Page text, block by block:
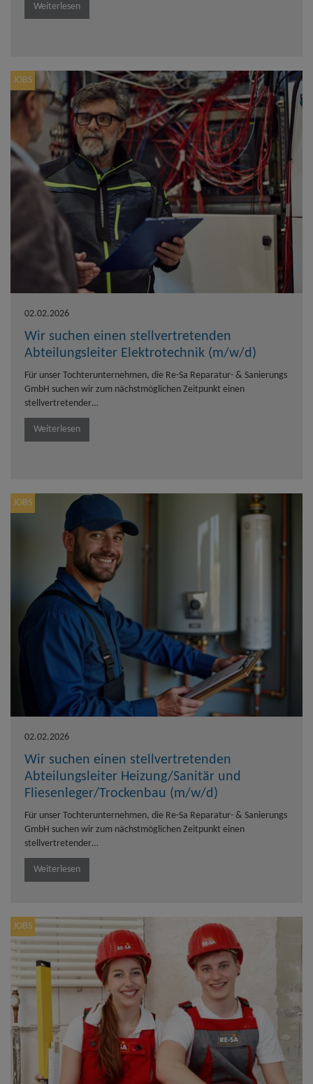
Weiterlesen
JOBS
02.02.2026
Wir suchen einen stellvertretenden
Abteilungsleiter Elektrotechnik (m/w/d)
Für unser Tochterunternehmen, die Re-Sa Reparatur- & Sanierungs
GmbH suchen wir zum nächstmöglichen Zeitpunkt einen
stellvertretender…
Weiterlesen
JOBS
02.02.2026
Wir suchen einen stellvertretenden
Abteilungsleiter Heizung/Sanitär und
Fliesenleger/Trockenbau (m/w/d)
Für unser Tochterunternehmen, die Re-Sa Reparatur- & Sanierungs
GmbH suchen wir zum nächstmöglichen Zeitpunkt einen
stellvertretender…
Weiterlesen
JOBS